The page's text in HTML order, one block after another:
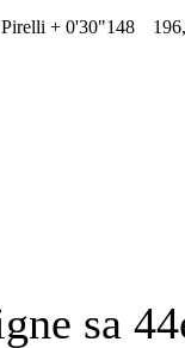
Pirelli + 0'30"148